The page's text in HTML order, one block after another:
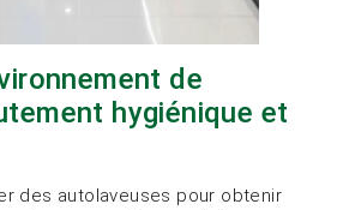
de
hygiénique et
des autolaveuses pour obtenir